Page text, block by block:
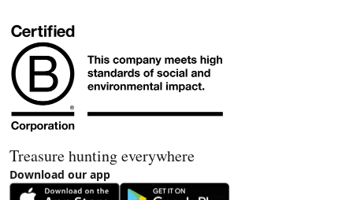
Treasure hunting everywhere
Download our app